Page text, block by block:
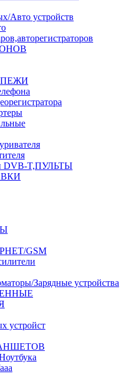
Авто устройств
DVB-T,ПУЛЬТЫ
GSM
Зарядные устройства
устройст